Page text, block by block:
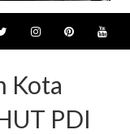
Kota
PDI